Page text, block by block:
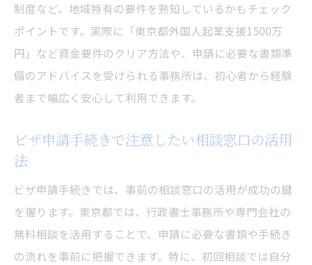
制度など、地域特有の要件を熟知しているかもチェック
ポイントです。実際に「東京都外国人起業支援1500万
円」など資金要件のクリア方法や、申請に必要な書類準
備のアドバイスを受けられる事務所は、初心者から経験
者まで幅広く安心して利用できます。
ビザ申請手続きで注意したい相談窓口の活用
法
ビザ申請手続きでは、事前の相談窓口の活用が成功の鍵
を握ります。東京都では、行政書士事務所や専門会社の
無料相談を活用することで、申請に必要な書類や手続き
の流れを事前に把握できます。特に、初回相談では自分